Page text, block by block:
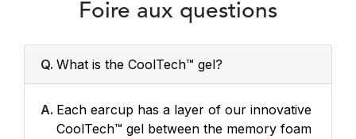
Foire aux questions
Q. What is the CoolTech™ gel?
A. Each earcup has a layer of our innovative
CoolTech™ gel between the memory foam